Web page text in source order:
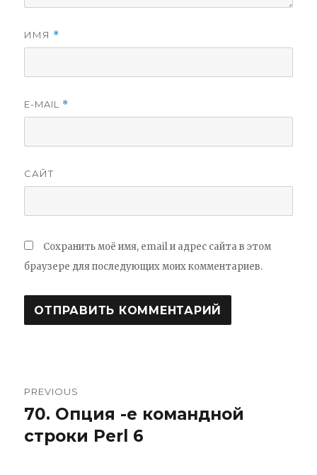
ИМЯ *
E-MAIL *
САЙТ
Сохранить моё имя, email и адрес сайта в этом
браузере для последующих моих комментариев.
Навигация
PREVIOUS
Previous
post:
70. Опция -e командной
строки Perl 6